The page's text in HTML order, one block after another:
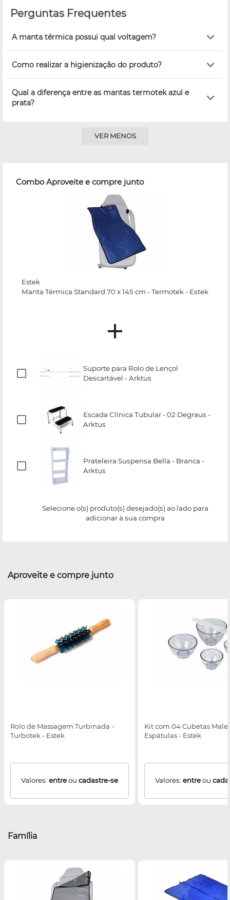
Perguntas Frequentes
A manta térmica possui qual voltagem?
Como realizar a higienização do produto?
Qual a diferença entre as mantas termotek azul e
prata?
VER MENOS
Combo Aproveite e compre junto
Estek
Manta Térmica Standard 70 x 145 cm - Termotek - Estek
Suporte para Rolo de Lençol
Descartável - Arktus
Escada Clínica Tubular - 02 Degraus -
Arktus
Prateleira Suspensa Bella - Branca -
Arktus
Selecione o(s) produto(s) desejado(s) ao lado para
adicionar à sua compra
Aproveite e compre junto
Rolo de Massagem Turbinada -
Turbotek - Estek
Valores: entreou cadastre-se
Kit com 04 Cubetas
Espátulas - Estek
Valores: entreou
Família